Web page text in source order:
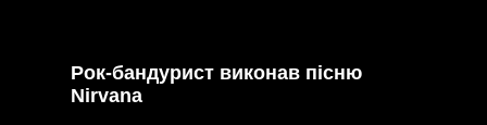
Рок-бандурист виконав пісню
Nirvana